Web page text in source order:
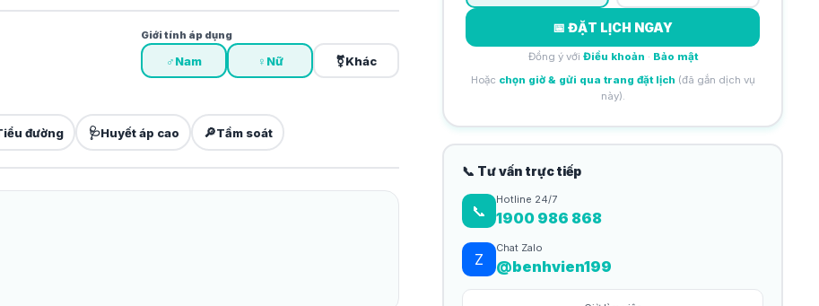
Giới tính áp dụng
♂Nam ♀ Nữ ⚧Khác
đường 🩺Huyết áp cao 🔎Tầm soát
📅 ĐẶT LỊCH NGAY
Đồng ý với Điều khoản · Bảo mật
Hoặc chọn giờ & gửi qua trang đặt lịch (đã gắn dịch vụ
này).
📞 Tư vấn trực tiếp
📞
Hotline 24/7
1900 986 868
Z
Chat Zalo
@benhvien199